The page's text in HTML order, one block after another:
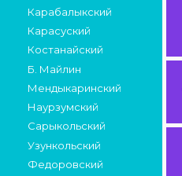
Карабалыкский
Карасуский
Костанайский
Б. Майлин
Мендыкаринский
Наурзумский
Сарыкольский
Узункольский
Федоровский